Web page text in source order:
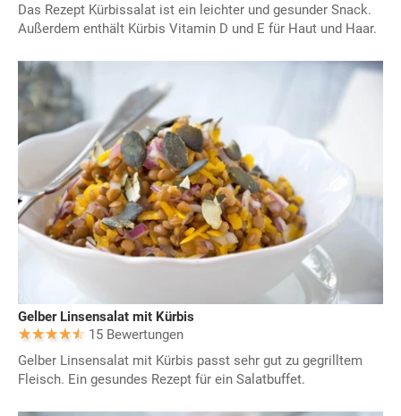
Das Rezept Kürbissalat ist ein leichter und gesunder Snack.
Außerdem enthält Kürbis Vitamin D und E für Haut und Haar.
Gelber Linsensalat mit Kürbis
15 Bewertungen
Gelber Linsensalat mit Kürbis passt sehr gut zu gegrilltem
Fleisch. Ein gesundes Rezept für ein Salatbuffet.